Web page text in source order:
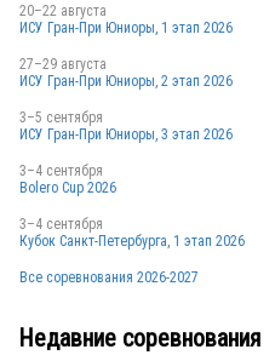
20–22 августа
ИСУ Гран-При Юниоры, 1 этап 2026
27–29 августа
ИСУ Гран-При Юниоры, 2 этап 2026
3–5 сентября
ИСУ Гран-При Юниоры, 3 этап 2026
3–4 сентября
Bolero Cup 2026
3–4 сентября
Кубок Санкт-Петербурга, 1 этап 2026
Все соревнования 2026-2027
Недавние соревнования